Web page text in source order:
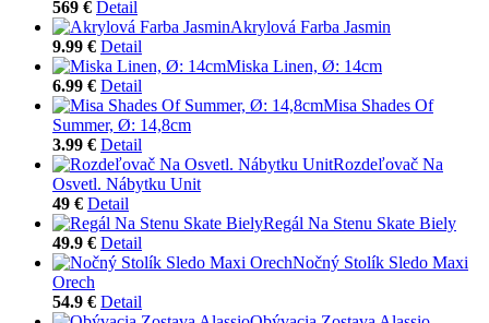
569 € Detail
Akrylová Farba Jasmin
9.99 € Detail
Miska Linen, Ø: 14cm
6.99 € Detail
Misa Shades Of
Summer, Ø: 14,8cm
3.99 € Detail
Rozdeľovač Na
Osvetl. Nábytku Unit
49 € Detail
Regál Na Stenu Skate Biely
49.9 € Detail
Nočný Stolík Sledo Maxi
Orech
54.9 € Detail